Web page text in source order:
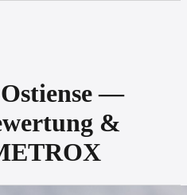
—
&